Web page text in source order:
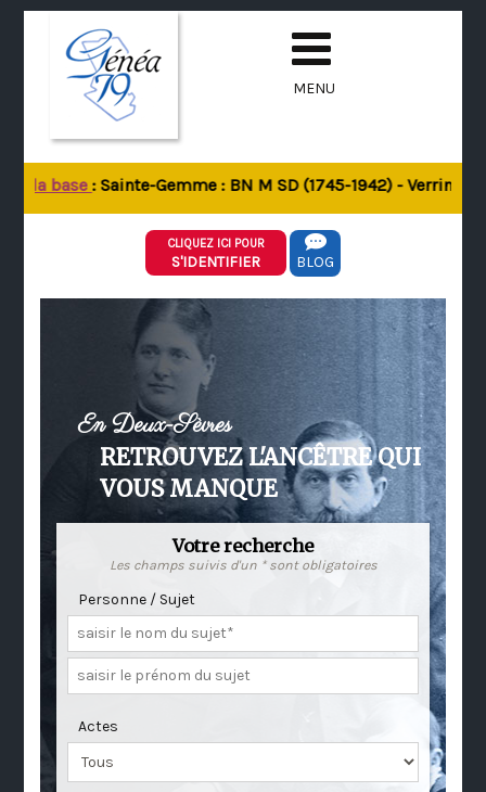
MENU
la base: Sainte-Gemme : BN M SD (1745-1942) - Verrines-
CLIQUEZ ICI POUR
S'IDENTIFIER BLOG
En Deux-Sèvres
RETROUVEZ L'ANCÊTRE QUI
VOUS MANQUE
Votre recherche
Les champs suivis d'un * sont obligatoires
Personne / Sujet
Actes